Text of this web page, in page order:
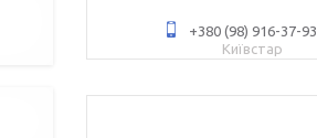
+380 (98) 916-37-93
Київстар